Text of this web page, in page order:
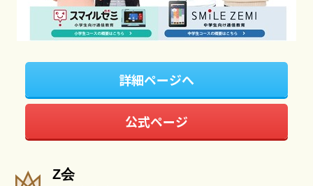
詳細ページへ
公式ページ
Z会